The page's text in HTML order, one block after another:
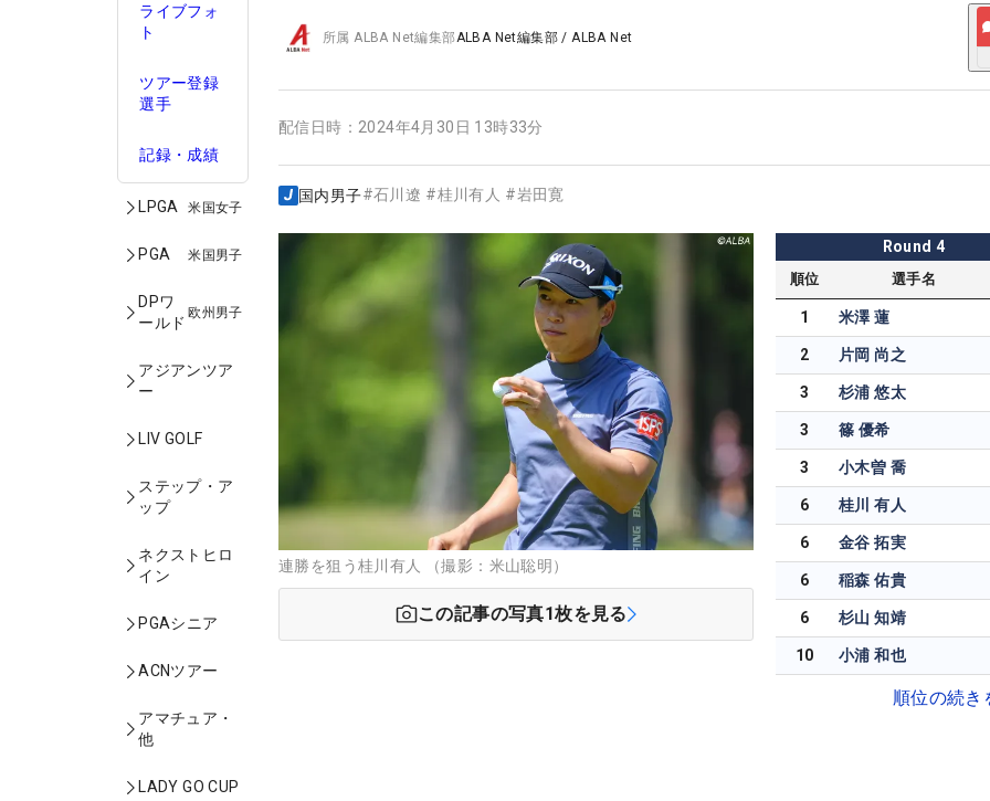
ライブフォ
ト
ツアー登録
選手
記録・成績
LPGA 米国女子
PGA 米国男子
DPワ
ールド
欧州男子
アジアンツア
ー
LIV GOLF
ステップ・ア
ップ
ネクストヒロ
イン
PGAシニア
ACNツアー
アマチュア・
他
LADY GO CUP
所属ALBA Net編集部ALBA Net編集部 /ALBA Net
配信日時： 2024年4月30日 13時33分
国内男子#石川遼 #桂川有人 #岩田寛
連勝を狙う桂川有人 （撮影：米山聡明）
この記事の写真1枚を見る
Round 4
順位 選手名
1 米澤 蓮
2 片岡 尚之
3 杉浦 悠太
3 篠 優希
3 小木曽 喬
6 桂川 有人
6 金谷 拓実
6 稲森 佑貴
6 杉山 知靖
10 小浦 和也
順位の続き